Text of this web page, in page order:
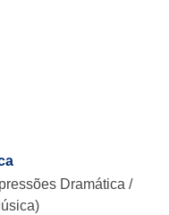
Dramática /